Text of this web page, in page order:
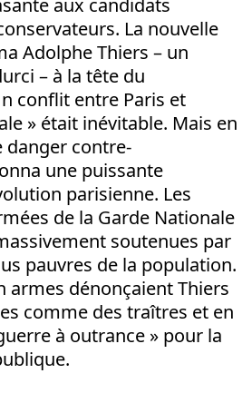
aux candidats
La nouvelle
Adolphe Thiers – un
– à la tête du
conflit entre Paris et
» était inévitable. Mais en
danger contre-
une puissante
parisienne. Les
de la Garde Nationale
soutenues par
pauvres de la population.
armes dénonçaient Thiers
comme des traîtres et en
à outrance » pour la